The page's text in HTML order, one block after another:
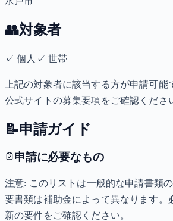
👥対象者
✓個人 ✓ 世帯
上記の対象者に該当する方が申請可能
公式サイトの募集要項をご確認くださ
📝申請ガイド
申請に必要なもの
注意: このリストは一般的な申請書類
要書類は補助金によって異なります。
新の要件をご確認ください。